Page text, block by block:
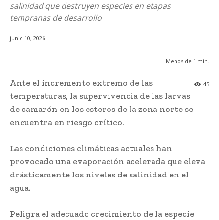
salinidad que destruyen especies en etapas
tempranas de desarrollo
junio 10, 2026
Menos de 1 min.
45
Ante el incremento extremo de las
temperaturas, la supervivencia de las larvas
de camarón en los esteros de la zona norte se
encuentra en riesgo crítico.
Las condiciones climáticas actuales han
provocado una evaporación acelerada que eleva
drásticamente los niveles de salinidad en el
agua.
Peligra el adecuado crecimiento de la especie